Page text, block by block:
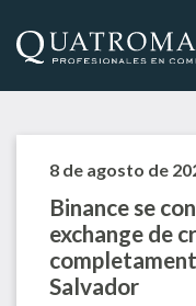
8 de agosto de
Binance se
exchange de
Salvador